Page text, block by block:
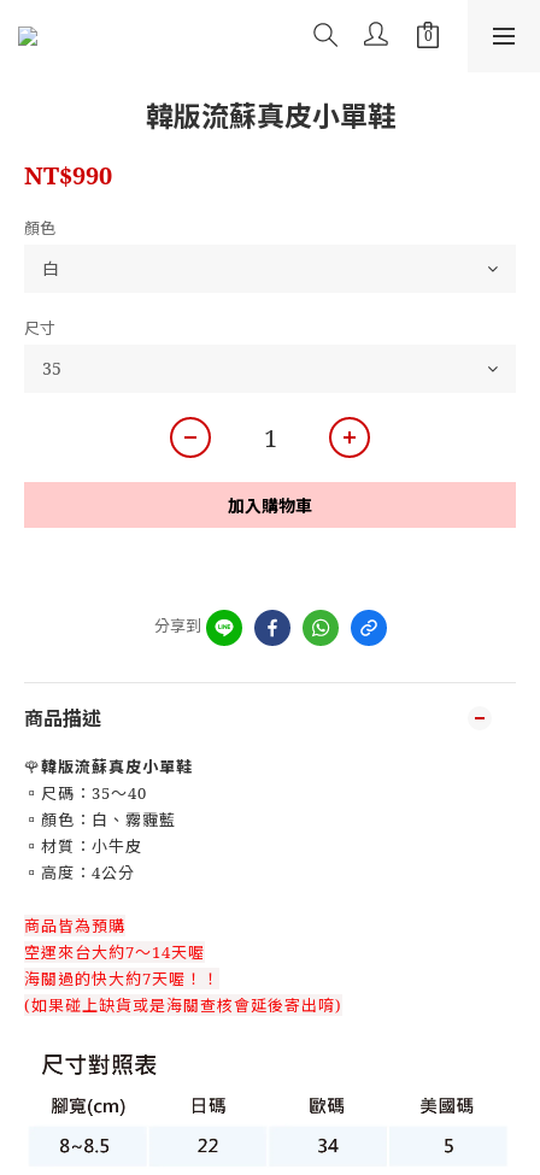
韓版流蘇真皮小單鞋
NT$990
顏色
尺寸
加入購物車
分享到
商品描述
🌹韓版流蘇真皮小單鞋
▫️尺碼：35～40
▫️顏色：白、霧霾藍
▫️材質：小牛皮
▫️高度：4公分
商品皆為預購
空運來台大約7～14天喔
海關過的快大約7天喔！！
(如果碰上缺貨或是海關查核會延後寄出唷)